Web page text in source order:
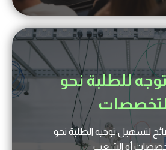
للطلبة نحو
لتسهيل توجيه الطلبة نحو
أو الشعب